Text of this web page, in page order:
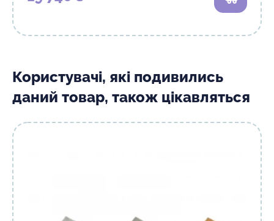
Користувачі, які подивились
даний товар, також цікавляться